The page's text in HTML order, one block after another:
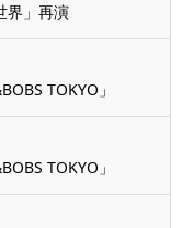
界」再演
TOKYO」
TOKYO」